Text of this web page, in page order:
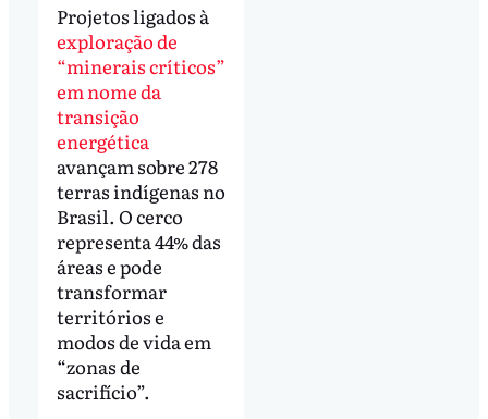
Projetos ligados à
exploração de
“minerais críticos”
em nome da
transição
energética
avançam sobre 278
terras indígenas no
Brasil. O cerco
representa 44% das
áreas e pode
transformar
territórios e
modos de vida em
“zonas de
sacrifício”.